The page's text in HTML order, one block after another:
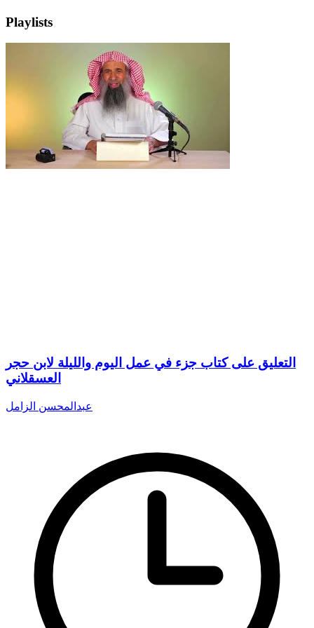
Playlists
التعليق على كتاب جزء في عمل اليوم والليلة لابن حجر
العسقلاني
عبدالمحسن الزامل